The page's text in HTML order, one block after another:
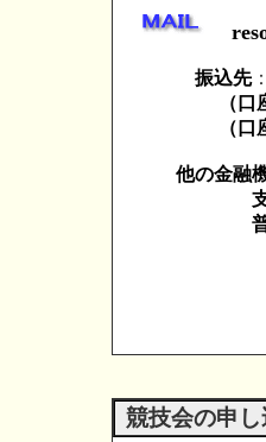
振込先
（口座番号
（口座名義
他の金融
支店名
普通預金
佐賀県
競技会の申